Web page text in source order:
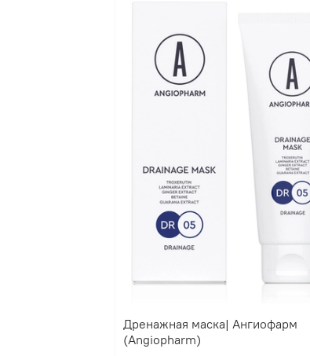
Дренажная маска| Ангиофарм
(Angiopharm)